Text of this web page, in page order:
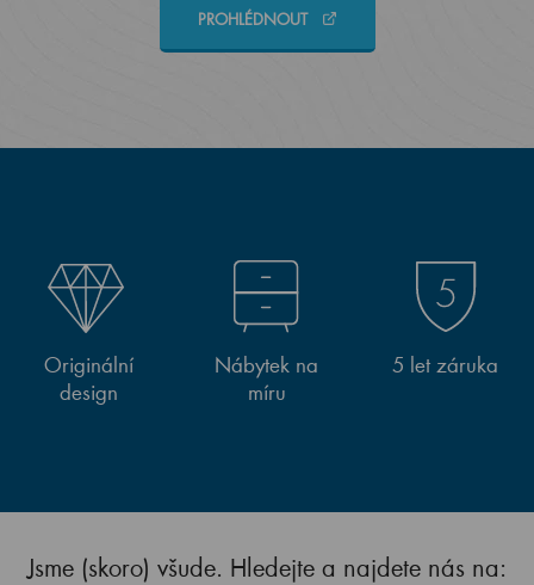
PROHLÉDNOUT
Originální
design
Nábytek na
míru
5 let záruka
Jsme (skoro) všude. Hledejte a najdete nás na: